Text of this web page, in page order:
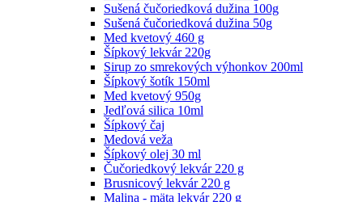
Sušená čučoriedková dužina 100g
Sušená čučoriedková dužina 50g
Med kvetový 460 g
Šípkový lekvár 220g
Sirup zo smrekových výhonkov 200ml
Šípkový šotík 150ml
Med kvetový 950g
Jedľová silica 10ml
Šípkový čaj
Medová veža
Šípkový olej 30 ml
Čučoriedkový lekvár 220 g
Brusnicový lekvár 220 g
Malina - mäta lekvár 220 g